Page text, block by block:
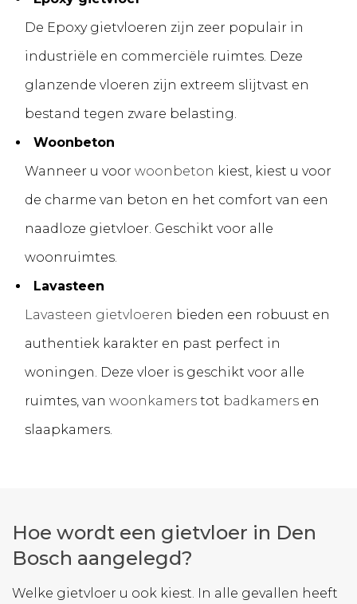
De Epoxy gietvloeren zijn zeer populair in
industriële en commerciële ruimtes. Deze
glanzende vloeren zijn extreem slijtvast en
bestand tegen zware belasting.
Woonbeton
Wanneer u voor woonbeton kiest, kiest u voor
de charme van beton en het comfort van een
naadloze gietvloer. Geschikt voor alle
woonruimtes.
Lavasteen
Lavasteen gietvloeren bieden een robuust en
authentiek karakter en past perfect in
woningen. Deze vloer is geschikt voor alle
ruimtes, van woonkamers tot badkamers en
slaapkamers.
Hoe wordt een gietvloer in Den
Bosch aangelegd?
Welke gietvloer u ook kiest. In alle gevallen heeft